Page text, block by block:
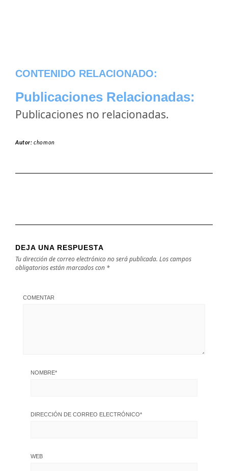
CONTENIDO RELACIONADO:
Publicaciones Relacionadas:
Publicaciones no relacionadas.
Autor:chomon
DEJA UNA RESPUESTA
Tu dirección de correo electrónico no será publicada. Los campos
obligatorios están marcados con *
COMENTAR
NOMBRE*
DIRECCIÓN DE CORREO ELECTRÓNICO*
WEB